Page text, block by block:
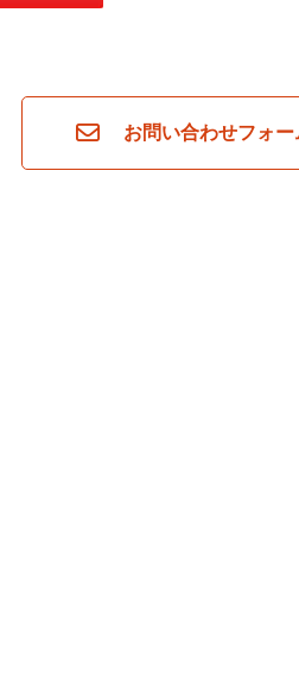
お問い合わせフォー